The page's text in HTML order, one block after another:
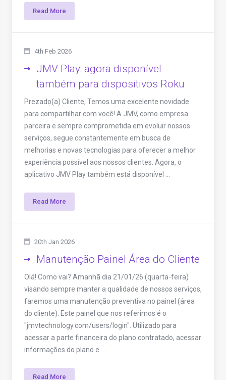
Read More
4th Feb 2026
JMV Play: agora disponível
também para dispositivos Roku
Prezado(a) Cliente, Temos uma excelente novidade
para compartilhar com você! A JMV, como empresa
parceira e sempre comprometida em evoluir nossos
serviços, segue constantemente em busca de
melhorias e novas tecnologias para oferecer a melhor
experiência possível aos nossos clientes. Agora, o
aplicativo JMV Play também está disponível ...
Read More
20th Jan 2026
Manutenção Painel Área do Cliente
Olá! Como vai? Amanhã dia 21/01/26 (quarta-feira)
visando sempre manter a qualidade de nossos serviços,
faremos uma manutenção preventiva no painel (área
do cliente). Este painel que nos referimos é o
"jmvtechnology.com/users/login". Utilizado para
acessar a parte financeira do plano contratado, acessar
informações do plano e ...
Read More